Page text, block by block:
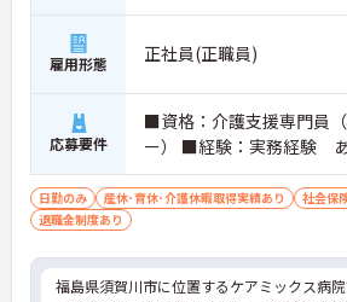
雇用形態 正社員(正職員)
応募要件
■資格：介護支援専門員
ー） ■経験：実務経験
日勤のみ 産休･育休･介護休暇取得実績あり 社会保
退職金制度あり
福島県須賀川市に位置するケアミックス病院